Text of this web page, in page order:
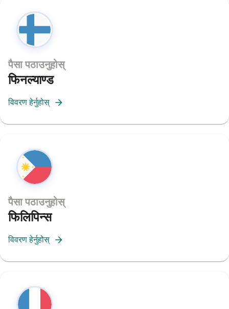
पैसा पठाउनुहोस्
फिनल्याण्ड
विवरण हेर्नुहोस्
पैसा पठाउनुहोस्
फिलिपिन्स
विवरण हेर्नुहोस्